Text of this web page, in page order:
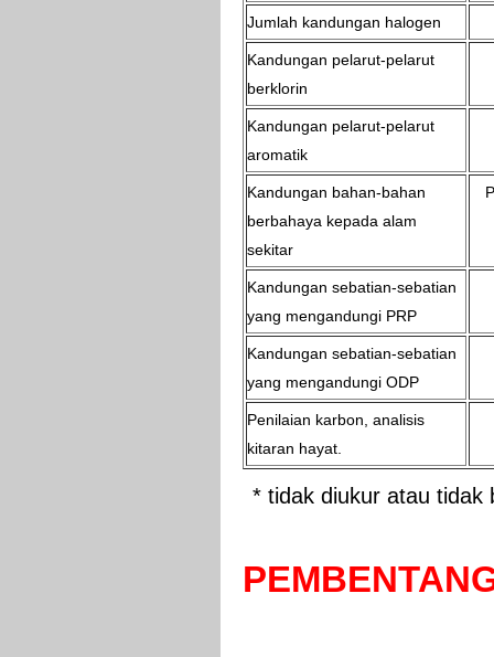
Jumlah kandungan halogen
Kandungan pelarut-pelarut
berklorin
Kandungan pelarut-pelarut
aromatik
Kandungan bahan-bahan
berbahaya kepada alam
sekitar
Kandungan sebatian-sebatian
yang mengandungi PRP
Kandungan sebatian-sebatian
yang mengandungi ODP
Penilaian karbon, analisis
kitaran hayat.
* tidak diukur atau tidak